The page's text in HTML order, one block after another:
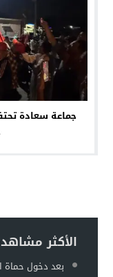
جماعة سعادة
الأكثر
بعد دخول حماة